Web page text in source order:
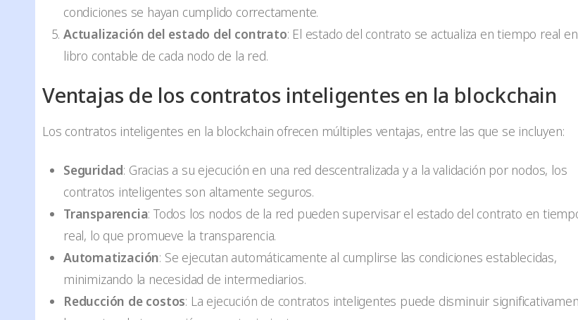
condiciones se hayan cumplido correctamente.
Actualización del estado del contrato: El estado del contrato se actualiza en tiempo real
libro contable de cada nodo de la red.
Ventajas de los contratos inteligentes en la blockchain
Los contratos inteligentes en la blockchain ofrecen múltiples ventajas, entre las que se incluyen:
Seguridad: Gracias a su ejecución en una red descentralizada y a la validación por nodos, los
contratos inteligentes son altamente seguros.
Transparencia: Todos los nodos de la red pueden supervisar el estado del contrato en
real, lo que promueve la transparencia.
Automatización: Se ejecutan automáticamente al cumplirse las condiciones establecidas,
minimizando la necesidad de intermediarios.
Reducción de costos: La ejecución de contratos inteligentes puede disminuir